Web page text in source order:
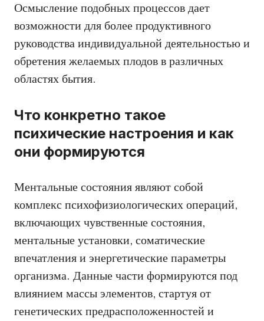
Осмысление подобных процессов дает
возможности для более продуктивного
руководства индивидуальной деятельностью и
обретения желаемых плодов в различных
областях бытия.
Что конкретно такое
психические настроения и как
они формируются
Ментальные состояния являют собой
комплекс психофизиологических операций,
включающих чувственные состояния,
ментальные установки, соматические
впечатления и энергетические параметры
организма. Данные части формируются под
влиянием массы элементов, стартуя от
генетических предрасположенностей и